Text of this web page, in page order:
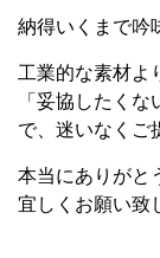
納得いくまで吟
工業的な素材よ
「妥協したく
で、迷いなくご
本当にありがと
宜しくお願い致